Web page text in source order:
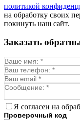
Овсяный
Огуречная
Пустырник
Репешок
Синюха
Смесь
Стевия
Тимьян
политикой
на обработку своих
покинуть наш сайт.
Заказать
Я согласен на
Проверочный код